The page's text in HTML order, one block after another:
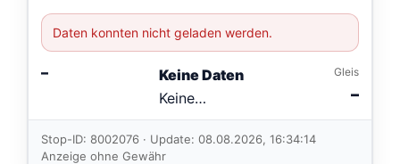
Daten konnten nicht geladen werden.
–
Keine Daten
Keine
Verbindungen
im aktuellen
Feed.
Gleis
–
Stop-ID: 8002076 · Update: 08.08.2026, 16:34:14
Anzeige ohne Gewähr